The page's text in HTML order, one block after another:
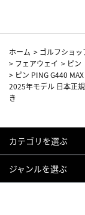
ホーム > ゴルフショ
> フェアウェイ > ピン
> ピン PING G440
2025年モデル 日本正
き
カテゴリを選ぶ
ジャンルを選ぶ